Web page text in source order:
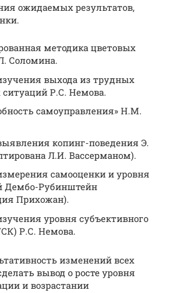
ожидаемых результатов,
методика цветовых
Соломина.
выхода из трудных
Р.С. Немова.
самоуправления» Н.М.
копинг-поведения Э.
Л.И. Вассерманом).
самооценки и уровня
Дембо-Рубинштейн
Прихожан).
уровня субъективного
Р.С. Немова.
изменений всех
вывод о росте уровня
и возрастании